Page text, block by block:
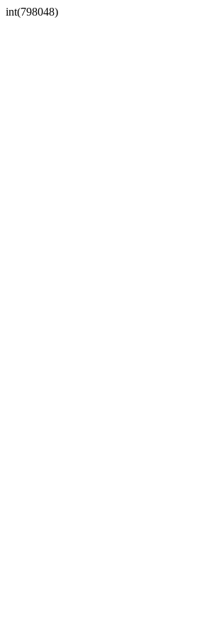
int(798048)